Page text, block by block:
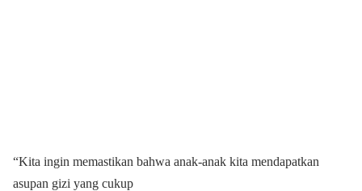
“Kita ingin memastikan bahwa anak-anak kita mendapatkan
asupan gizi yang cukup